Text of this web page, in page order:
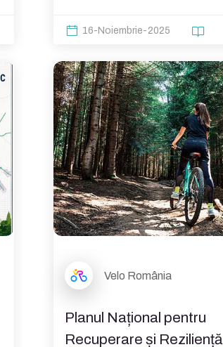
16-Noiembrie-2025
Velo România
Planul Național pentru
Recuperare și Reziliență